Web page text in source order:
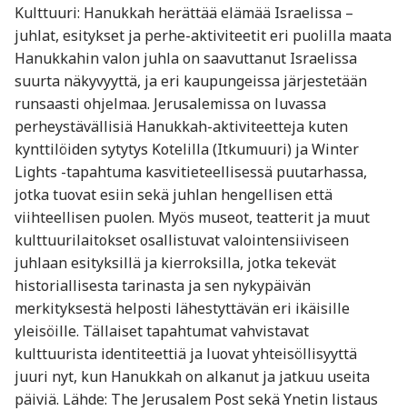
Kulttuuri: Hanukkah herättää elämää Israelissa –
juhlat, esitykset ja perhe-aktiviteetit eri puolilla maata
Hanukkahin valon juhla on saavuttanut Israelissa
suurta näkyvyyttä, ja eri kaupungeissa järjestetään
runsaasti ohjelmaa. Jerusalemissa on luvassa
perheystävällisiä Hanukkah-aktiviteetteja kuten
kynttilöiden sytytys Kotelilla (Itkumuuri) ja Winter
Lights -tapahtuma kasvitieteellisessä puutarhassa,
jotka tuovat esiin sekä juhlan hengellisen että
viihteellisen puolen. Myös museot, teatterit ja muut
kulttuurilaitokset osallistuvat valointensiiviseen
juhlaan esityksillä ja kierroksilla, jotka tekevät
historiallisesta tarinasta ja sen nykypäivän
merkityksestä helposti lähestyttävän eri ikäisille
yleisöille. Tällaiset tapahtumat vahvistavat
kulttuurista identiteettiä ja luovat yhteisöllisyyttä
juuri nyt, kun Hanukkah on alkanut ja jatkuu useita
päiviä. Lähde: The Jerusalem Post sekä Ynetin listaus